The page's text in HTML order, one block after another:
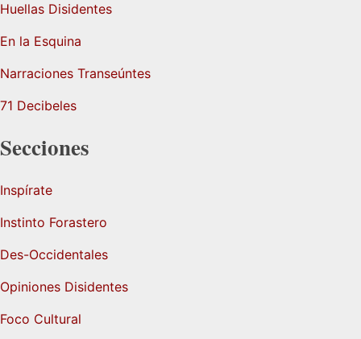
Huellas Disidentes
En la Esquina
Narraciones Transeúntes
71 Decibeles
Secciones
Inspírate
Instinto Forastero
Des-Occidentales
Opiniones Disidentes
Foco Cultural